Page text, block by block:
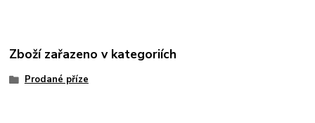
Zboží zařazeno v kategoriích
Prodané příze